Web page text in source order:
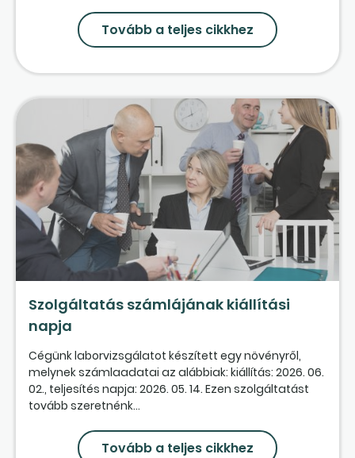
Tovább a teljes cikkhez
Szolgáltatás számlájának kiállítási
napja
Cégünk laborvizsgálatot készített egy növényről,
melynek számlaadatai az alábbiak: kiállítás: 2026. 06.
02., teljesítés napja: 2026. 05. 14. Ezen szolgáltatást
tovább szeretnénk...
Tovább a teljes cikkhez